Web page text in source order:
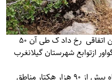
خرداد ماه سال 1398 نیز مشابه چنین اتفاقی رخ داد ک طی آن 50
ازتوابع شهرستان گیلانغرب
شهرستان گیلانغرب در غرب کرمانشاه بیش از 90 هزار هکتار مناطق